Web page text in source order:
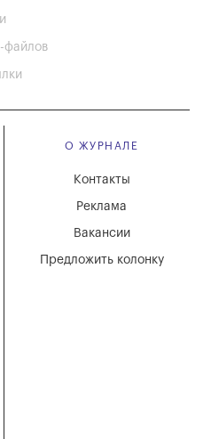
файлов
О ЖУРНАЛЕ
Вакансии
Реклама
Контакты
Предложить колонку